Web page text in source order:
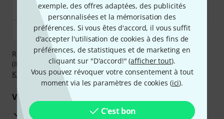
exemple, des offres adaptées, des publicités
personnalisées et la mémorisation des
préférences. Si vous êtes d'accord, il vous suffit
d'accepter l'utilisation de cookies à des fins de
préférences, de statistiques et de marketing en
cliquant sur "D'accord!" (afficher tout).
Vous pouvez révoquer votre consentement à tout
moment via les paramètres de cookies (ici).
C'est bon
Réglez de manière sûre et sécurisée par Virement
(IBAN/BIC), PayPal, Amazon Pay,Klarna Payer Maintenant
Klarna Payer en 3 foisou Carte de crédit.
Vos avantages
Ga­ran­tie Thomann 3 ans